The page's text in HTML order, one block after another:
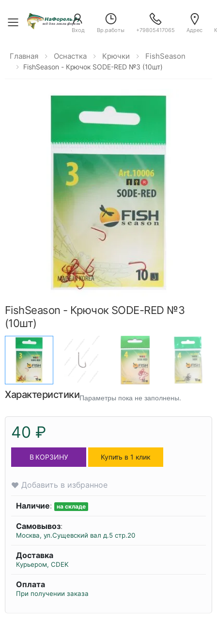
Toggle menu
Вход Вр.работы +79805417065 Адрес
Главная Оснастка Крючки FishSeason
FishSeason - Крючок SODE-RED №3 (10шт)
FishSeason - Крючок SODE-RED №3
(10шт)
ХарактеристикиПараметры пока не заполнены.
40 ₽
В КОРЗИНУ Купить в 1 клик
Добавить в избранное
Наличие: на складе
Самовывоз:
Москва, ул.Сущевский вал д.5 стр.20
Доставка
Курьером, CDEK
Оплата
При получении заказа